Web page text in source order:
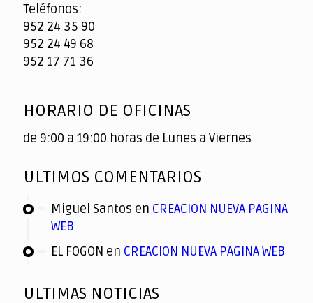
Teléfonos:
952 24 35 90
952 24 49 68
952 17 71 36
HORARIO DE OFICINAS
de 9:00 a 19:00 horas de Lunes a Viernes
ULTIMOS COMENTARIOS
Miguel Santos en CREACION NUEVA PAGINA
WEB
EL FOGON en CREACION NUEVA PAGINA WEB
ULTIMAS NOTICIAS